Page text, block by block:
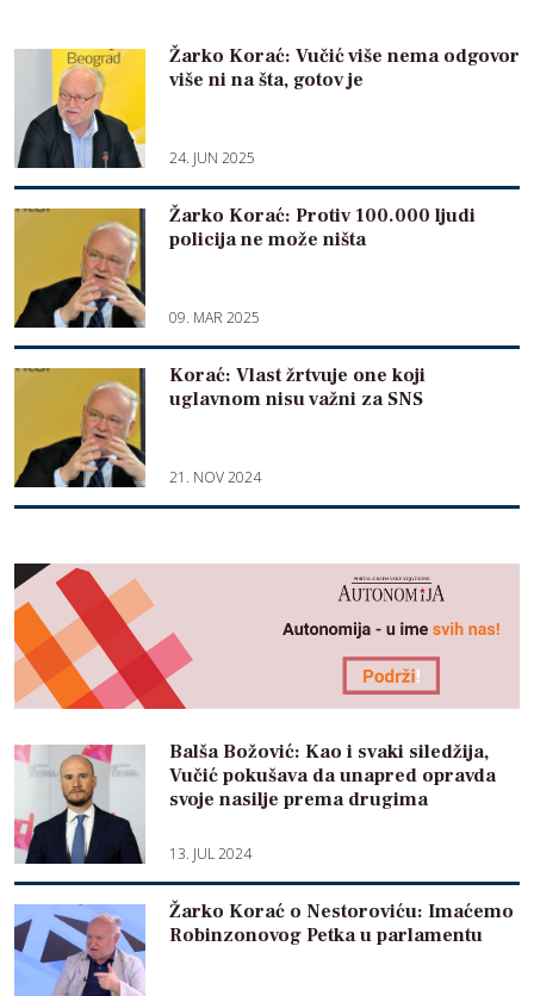
Žarko Korać: Vučić više nema odgovor
više ni na šta, gotov je
24. JUN 2025
Žarko Korać: Protiv 100.000 ljudi
policija ne može ništa
09. MAR 2025
Korać: Vlast žrtvuje one koji
uglavnom nisu važni za SNS
21. NOV 2024
Balša Božović: Kao i svaki siledžija,
Vučić pokušava da unapred opravda
svoje nasilje prema drugima
13. JUL 2024
Žarko Korać o Nestoroviću: Imaćemo
Robinzonovog Petka u parlamentu